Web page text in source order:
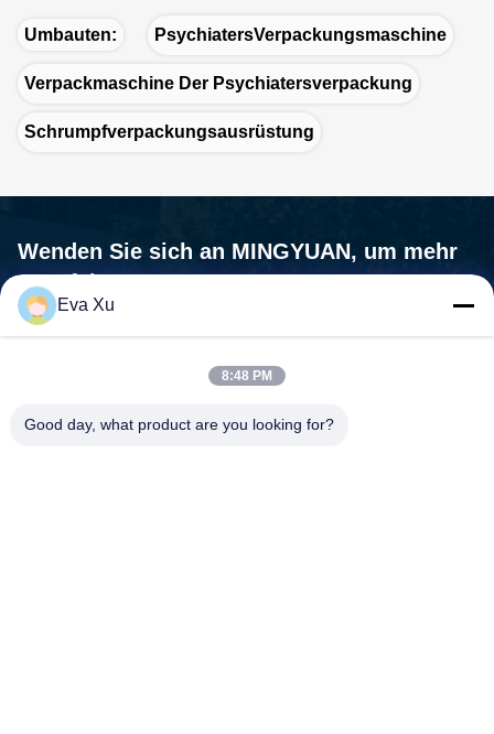
Umbauten: PsychiatersVerpackungsmaschine
Verpackmaschine Der Psychiatersverpackung
Schrumpfverpackungsausrüstung
Wenden Sie sich an MINGYUAN, um mehr
zu erfahren.
Wir sind nicht nur ein Maschinenlieferant, wir sind Ihr Partner, Ihr
Ruian, Provinz Zhejiang - 325200 China
Eva Xu
8:48 PM
Good day, what product are you looking for?